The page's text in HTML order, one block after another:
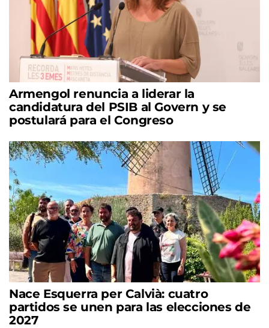
Armengol renuncia a liderar la
candidatura del PSIB al Govern y se
postulará para el Congreso
Nace Esquerra per Calvià: cuatro
partidos se unen para las elecciones de
2027